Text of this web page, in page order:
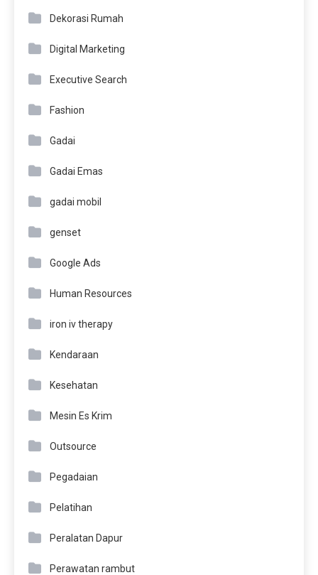
Dekorasi Rumah
Digital Marketing
Executive Search
Fashion
Gadai
Gadai Emas
gadai mobil
genset
Google Ads
Human Resources
iron iv therapy
Kendaraan
Kesehatan
Mesin Es Krim
Outsource
Pegadaian
Pelatihan
Peralatan Dapur
Perawatan rambut